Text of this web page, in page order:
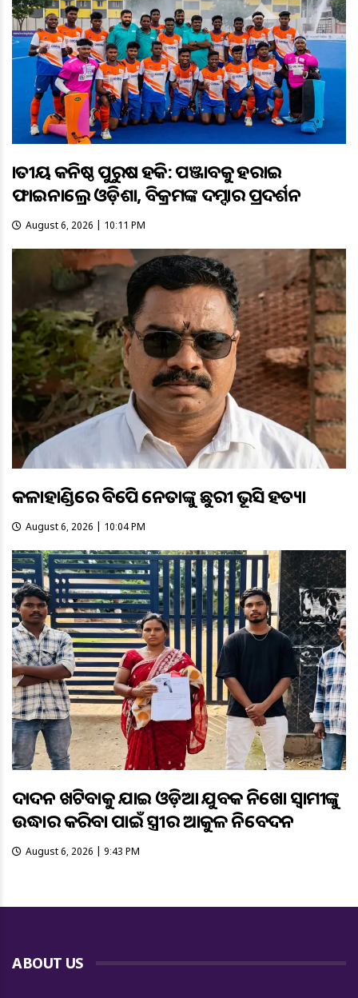
ଜାତୀୟ କନିଷ୍ଠ ପୁରୁଷ ହକି: ପଞ୍ଜାବକୁ ହରାଇ
ଫାଇନାଲ୍ରେ ଓଡ଼ିଶା, ବିକ୍ରମଙ୍କ ଦମ୍ଦାର ପ୍ରଦର୍ଶନ
August 6, 2026 | 10:11 PM
କଳାହାଣ୍ଡିରେ ବିଜେପି ନେତାଙ୍କୁ ଛୁରୀ ଭୂସି ହତ୍ୟା
August 6, 2026 | 10:04 PM
ଦାଦନ ଖଟିବାକୁ ଯାଇ ଓଡ଼ିଆ ଯୁବକ ନିଖୋଜ ସ୍ବାମୀଙ୍କୁ
ଉଦ୍ଧାର କରିବା ପାଇଁ ସ୍ତ୍ରୀର ଆକୁଳ ନିବେଦନ
August 6, 2026 | 9:43 PM
ABOUT US